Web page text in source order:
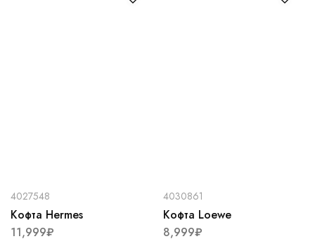
4027548
Кофта Hermes
11,999₽
4030861
Кофта Loewe
8,999₽